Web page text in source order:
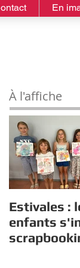
En
À l'affiche
Estivales :
enfants